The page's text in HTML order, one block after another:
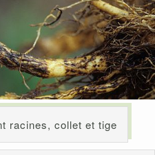
racines, collet et tige